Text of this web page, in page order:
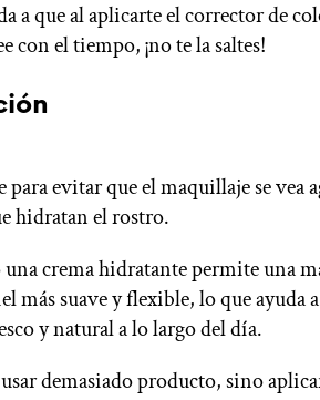
a que al aplicarte el corrector de
con el tiempo, ¡no te la saltes!
para evitar que el maquillaje se vea
hidratan el rostro.
una crema hidratante permite una
más suave y flexible, lo que ayuda
y natural a lo largo del día.
demasiado producto, sino